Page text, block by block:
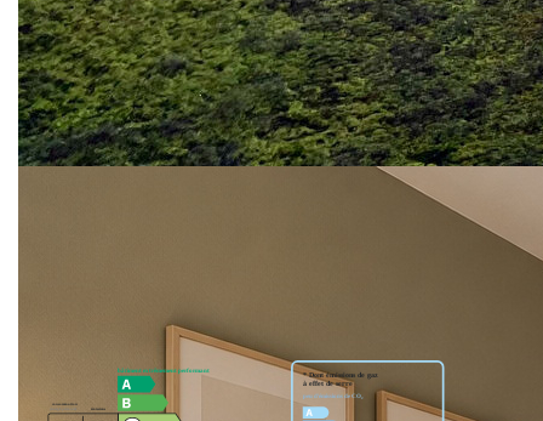
En annexes, une cave et un local à vélos complètent le
bien.
Vous disposerez également d'un garage en Supplément.
Réel atout pour le secteur!